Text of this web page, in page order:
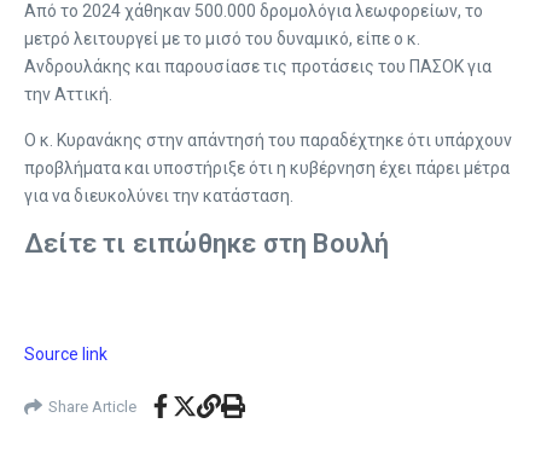
Από το 2024 χάθηκαν 500.000 δρομολόγια λεωφορείων, το
μετρό λειτουργεί με το μισό του δυναμικό, είπε ο κ.
Ανδρουλάκης και παρουσίασε τις προτάσεις του ΠΑΣΟΚ για
την Αττική.
Ο κ. Κυρανάκης στην απάντησή του παραδέχτηκε ότι υπάρχουν
προβλήματα και υποστήριξε ότι η κυβέρνηση έχει πάρει μέτρα
για να διευκολύνει την κατάσταση.
Δείτε τι ειπώθηκε στη Βουλή
Source link
Share Article